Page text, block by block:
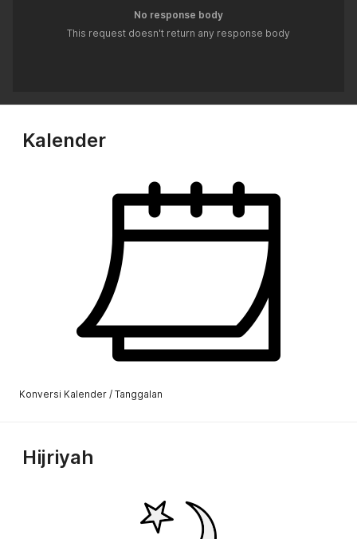
No response body
This request doesn't return any response body
Kalender
Konversi Kalender / Tanggalan
Hijriyah